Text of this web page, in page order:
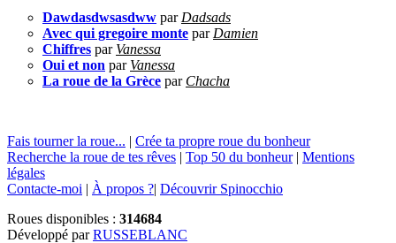
Dawdasdwsasdww par Dadsads
Avec qui gregoire monte par Damien
Chiffres par Vanessa
Oui et non par Vanessa
La roue de la Grèce par Chacha
Fais tourner la roue... | Crée ta propre roue du bonheur
Recherche la roue de tes rêves | Top 50 du bonheur| Mentions
légales
Contacte-moi | À propos ?| Découvrir Spinocchio
Roues disponibles : 314684
Développé parRUSSEBLANC